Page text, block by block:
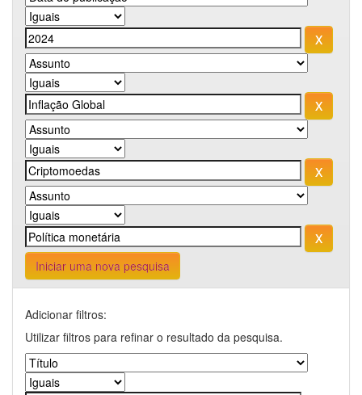
Iniciar uma nova pesquisa
Adicionar filtros:
Utilizar filtros para refinar o resultado da pesquisa.